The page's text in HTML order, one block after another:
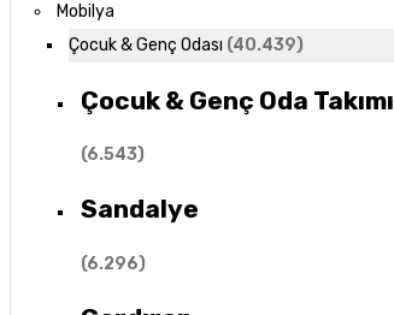
Mobilya
Çocuk & Genç Odası (40.439)
Çocuk & Genç Oda Takımı
(6.543)
Sandalye
(6.296)